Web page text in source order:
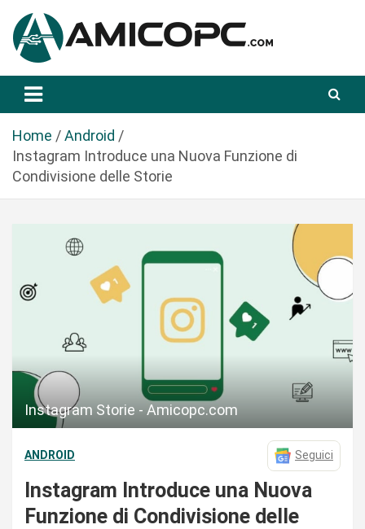
a
Amicopc.com
Home
Android
Instagram Introduce una Nuova Funzione di
Condivisione delle Storie
Instagram Storie - Amicopc.com
ANDROID Seguici
Instagram Introduce una Nuova
Funzione di Condivisione delle